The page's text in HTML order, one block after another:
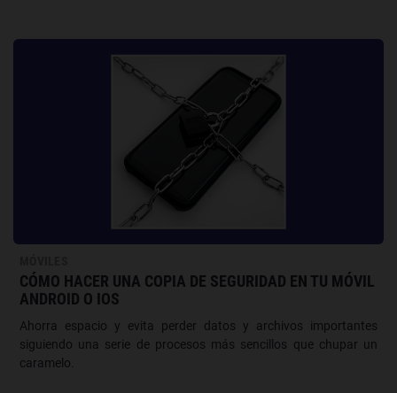
CÓMO HACER UNA COPIA DE SEGURIDAD EN TU MÓVIL
ANDROID O IOS
Ahorra espacio y evita perder datos y archivos importantes
siguiendo una serie de procesos más sencillos que chupar un
caramelo.